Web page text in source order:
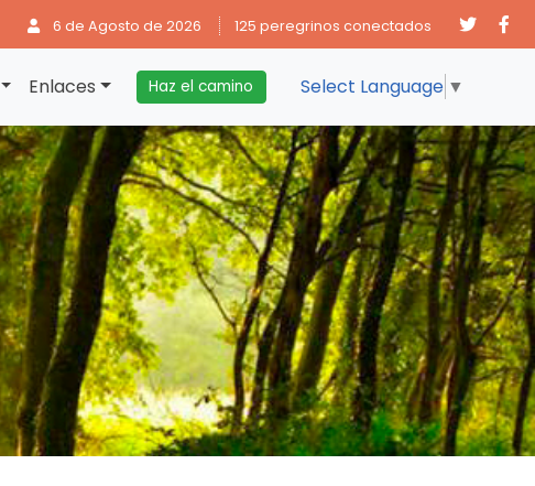
6 de Agosto de 2026 125 peregrinos conectados
Enlaces Haz el camino Select Language ▼